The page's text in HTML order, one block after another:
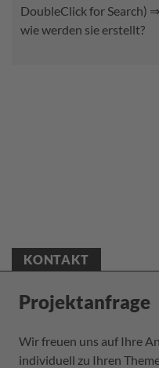
DoubleClick for Search)
wie werden sie erstellt?
KONTAKT
Projektanfrage
Wir freuen uns auf Ihre
individuell zu Ihren